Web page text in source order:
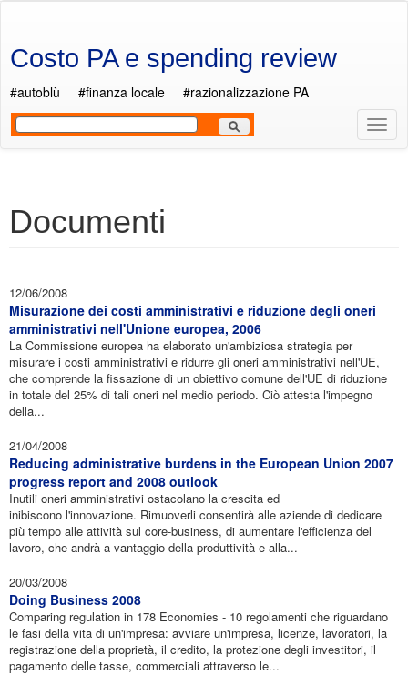
Costo PA e spending review
#autoblù #finanza locale
#razionalizzazione PA
Menù
Documenti
12/06/2008
Misurazione dei costi amministrativi e riduzione degli oneri
amministrativi nell'Unione europea, 2006
La Commissione europea ha elaborato un'ambiziosa strategia per
misurare i costi amministrativi e ridurre gli oneri amministrativi nell'UE,
che comprende la fissazione di un obiettivo comune dell'UE di riduzione
in totale del 25% di tali oneri nel medio periodo. Ciò attesta l'impegno
della...
21/04/2008
Reducing administrative burdens in the European Union 2007
progress report and 2008 outlook
Inutili oneri amministrativi ostacolano la crescita ed
inibiscono l'innovazione. Rimuoverli consentirà alle aziende di dedicare
più tempo alle attività sul core-business, di aumentare l'efficienza del
lavoro, che andrà a vantaggio della produttività e alla...
20/03/2008
Doing Business 2008
Comparing regulation in 178 Economies - 10 regolamenti che riguardano
le fasi della vita di un'impresa: avviare un'impresa, licenze, lavoratori, la
registrazione della proprietà, il credito, la protezione degli investitori, il
pagamento delle tasse, commerciali attraverso le...